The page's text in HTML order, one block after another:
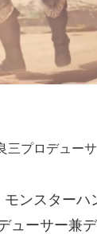
プロデュー
ンスター
ューサー兼